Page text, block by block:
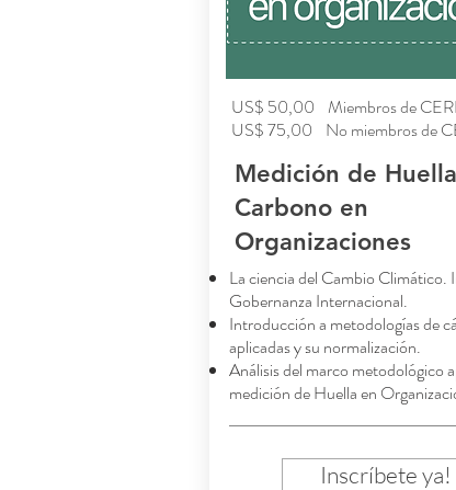
US$ 50,00 Miembros de
US$ 75,00 No miembros de
Medición de
Carbono en
Organizaciones
La ciencia del Cambio Climático.
Gobernanza Internacional.
Introducción a metodologías de
aplicadas y su normalización.
Análisis del marco metodológico
medición de Huella en
Inscríbete ya!